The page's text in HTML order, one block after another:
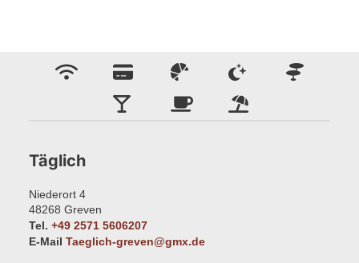
Täglich
Niederort 4
48268 Greven
Tel. +49 2571 5606207
E-Mail Taeglich-greven@gmx.de